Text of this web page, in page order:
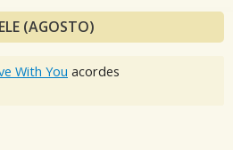
(AGOSTO)
With You acordes